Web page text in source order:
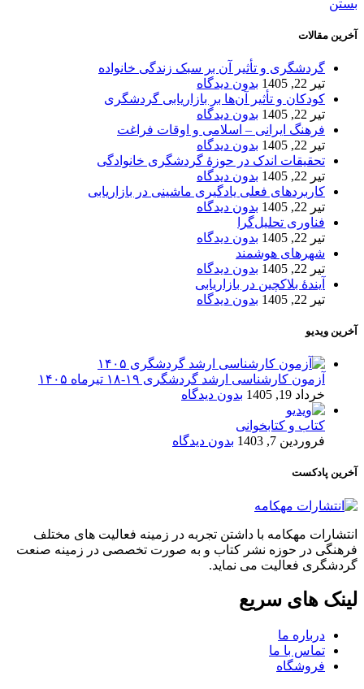
بستن
آخرین مقالات
گردشگری و تأثیر آن بر سبک زندگی خانواده
تیر 22, 1405
بدون دیدگاه
کودکان و تأثیر آن‌ها بر بازاریابی گردشگری
تیر 22, 1405
بدون دیدگاه
فرهنگ ایرانی – اسلامی و اوقات فراغت
تیر 22, 1405
بدون دیدگاه
تحقیقات اندک در حوزۀ گردشگری خانوادگی
تیر 22, 1405
بدون دیدگاه
کاربردهای فعلی یادگیری ماشینی در بازاریابی
تیر 22, 1405
بدون دیدگاه
فناوری تحلیل‌گرا
تیر 22, 1405
بدون دیدگاه
شهرهای هوشمند
تیر 22, 1405
بدون دیدگاه
آیندۀ بلاکچین در بازاریابی
تیر 22, 1405
بدون دیدگاه
آخرین ویدیو
آزمون کارشناسی ارشد گردشگری ۱۹-۱۸ تیرماه ۱۴۰۵
خرداد 19, 1405
بدون دیدگاه
کتاب و کتابخوانی
فروردین 7, 1403
بدون دیدگاه
آخرین پادکست
انتشارات مهکامه با داشتن تجربه در زمینه فعالیت های مختلف
فرهنگی در حوزه نشر کتاب و به صورت تخصصی در زمینه صنعت
گردشگری فعالیت می نماید.
لینک های سریع
درباره ما
تماس با ما
فروشگاه